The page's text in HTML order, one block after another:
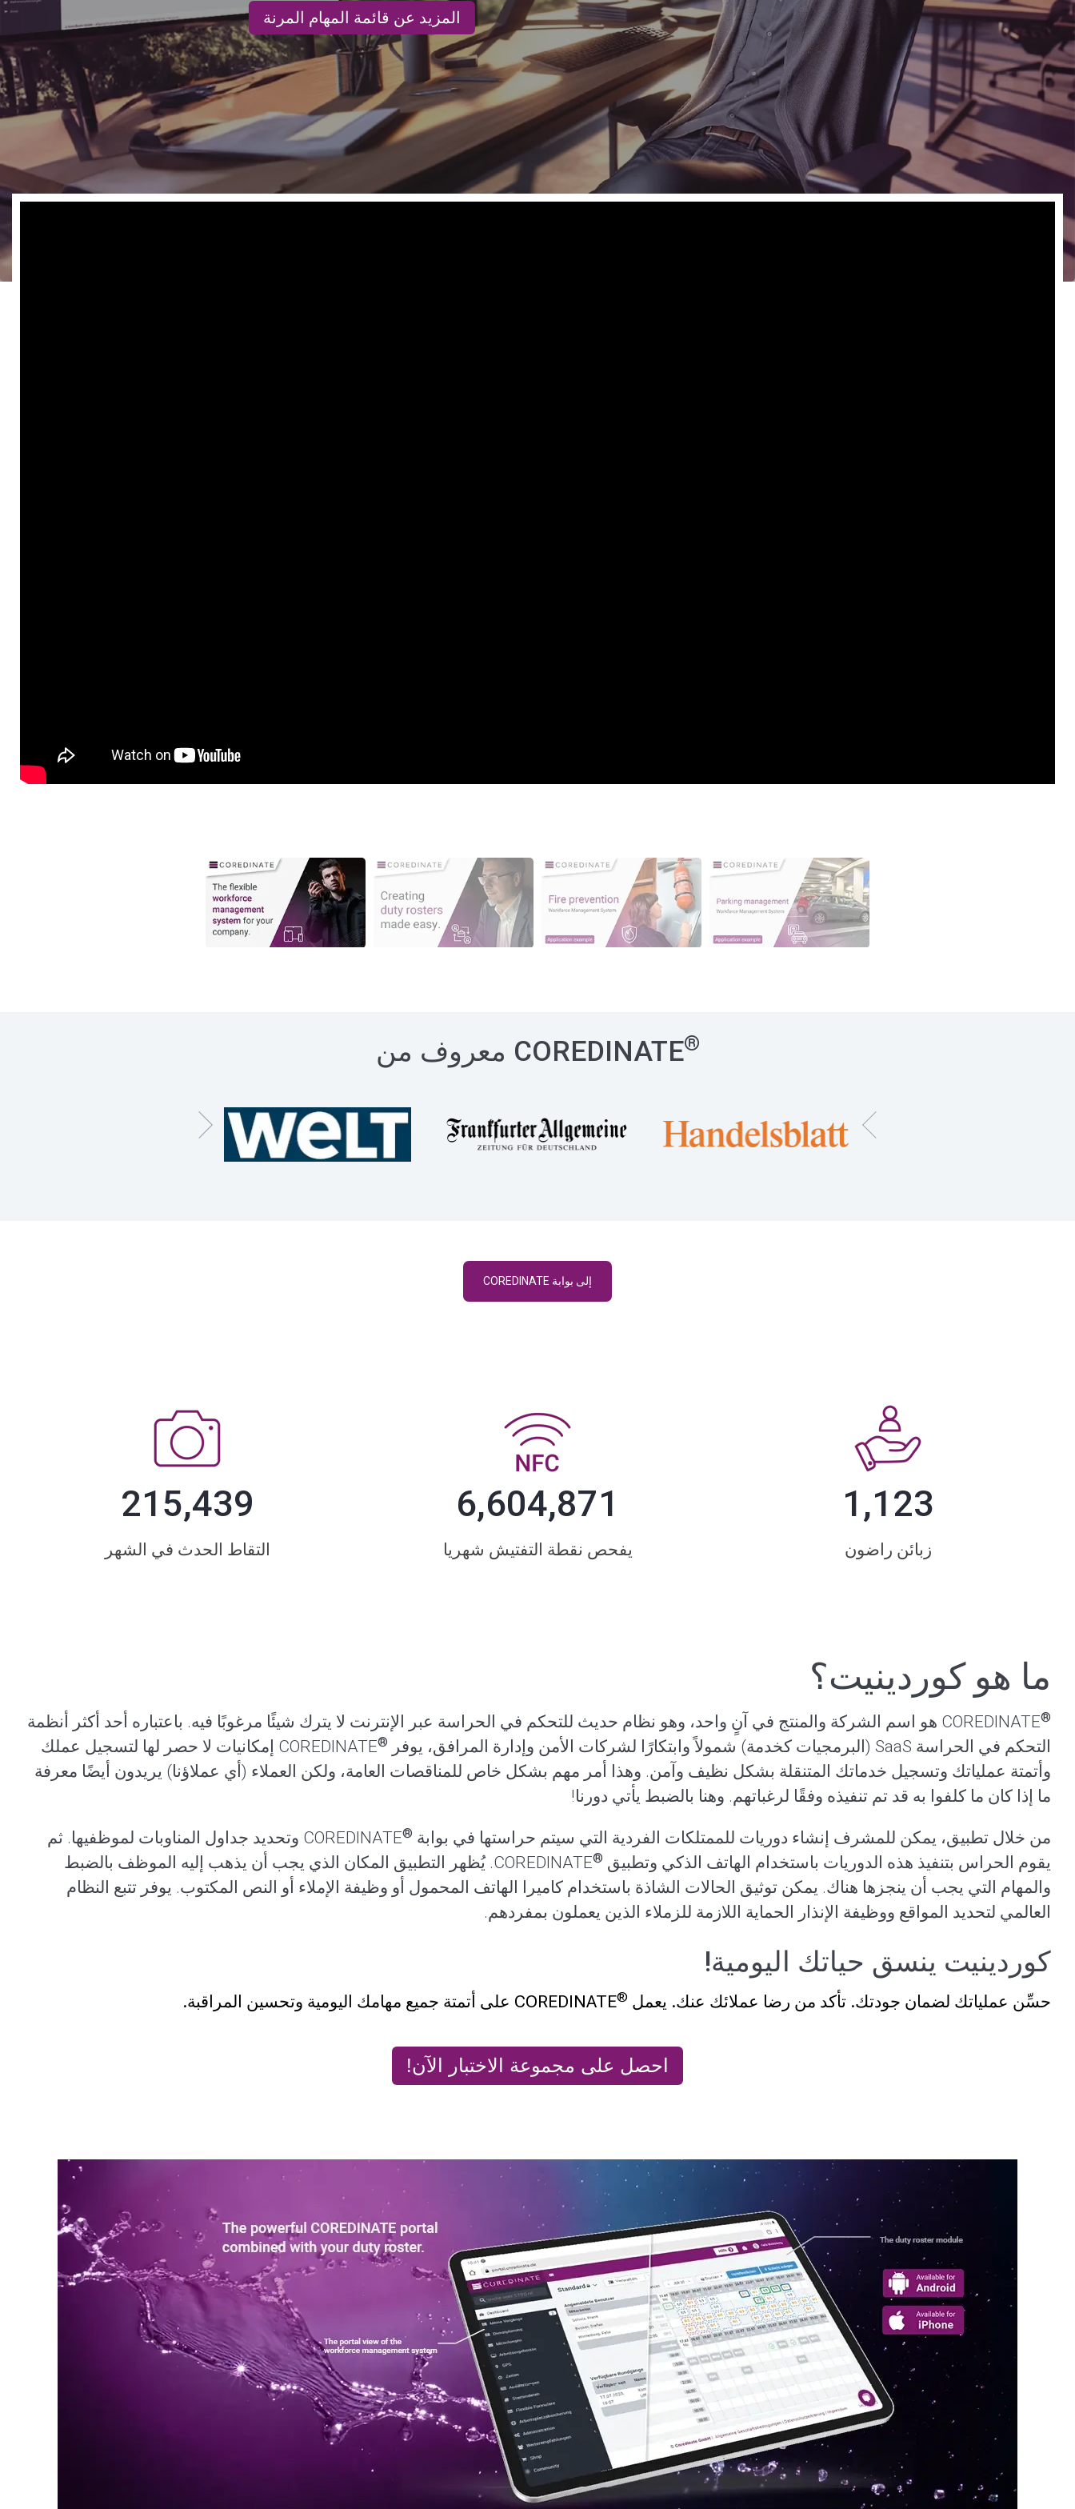
المزيد عن قائمة المهام المرنة
®COREDINATE معروف من
إلى بوابة COREDINATE
1,123
زبائن راضون
6,604,871
يفحص نقطة التفتيش شهريا
215,439
التقاط الحدث في الشهر
ما هو كوردينيت؟
®
COREDINATE هو اسم الشركة والمنتج في آنٍ واحد، وهو نظام حديث للتحكم في الحراسة عبر الإنترنت لا يترك شيئًا مرغوبًا فيه. باعتباره أحد أكثر أنظمة
التحكم في الحراسة SaaS (البرمجيات كخدمة) شمولاً وابتكارًا لشركات الأمن وإدارة المرافق، يوفر
®
COREDINATE إمكانيات لا حصر لها لتسجيل عملك
وأتمتة عملياتك وتسجيل خدماتك المتنقلة بشكل نظيف وآمن. وهذا أمر مهم بشكل خاص للمناقصات العامة، ولكن العملاء (أي عملاؤنا) يريدون أيضًا معرفة
ما إذا كان ما كلفوا به قد تم تنفيذه وفقًا لرغباتهم. وهنا بالضبط يأتي دورنا!
من خلال تطبيق، يمكن للمشرف إنشاء دوريات للممتلكات الفردية التي سيتم حراستها في بوابة ®
COREDINATE وتحديد جداول المناوبات لموظفيها. ثم
يقوم الحراس بتنفيذ هذه الدوريات باستخدام الهاتف الذكي وتطبيق ®
COREDINATE. يُظهر التطبيق المكان الذي يجب أن يذهب إليه الموظف بالضبط
والمهام التي يجب أن ينجزها هناك. يمكن توثيق الحالات الشاذة باستخدام كاميرا الهاتف المحمول أو وظيفة الإملاء أو النص المكتوب. يوفر تتبع النظام
العالمي لتحديد المواقع ووظيفة الإنذار الحماية اللازمة للزملاء الذين يعملون بمفردهم.
كوردينيت ينسق حياتك اليومية!
حسِّن عملياتك لضمان جودتك. تأكد من رضا عملائك عنك. يعمل ®COREDINATE على أتمتة جميع مهامك اليومية وتحسين المراقبة.
احصل على مجموعة الاختبار الآن!